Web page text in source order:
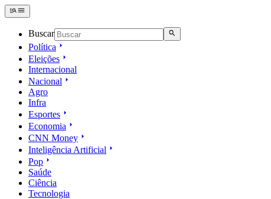
Buscar
Política
Eleições
Internacional
Nacional
Agro
Infra
Esportes
Economia
CNN Money
Inteligência Artificial
Pop
Saúde
Ciência
Tecnologia